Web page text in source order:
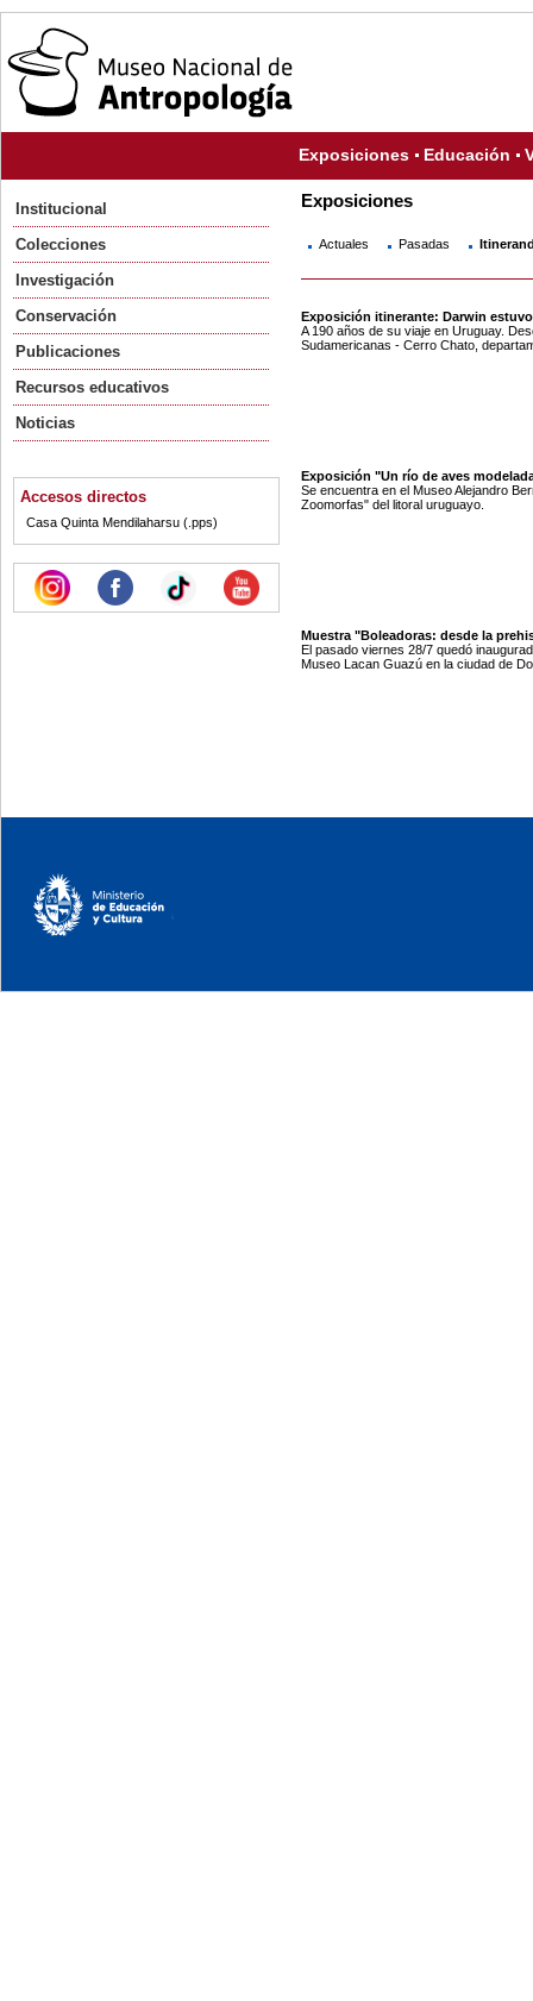
Exposiciones Educación
Institucional
Colecciones
Investigación
Conservación
Publicaciones
Recursos educativos
Noticias
Accesos directos
Casa Quinta Mendilaharsu (.pps)
Exposiciones
Actuales Pasadas
Exposición itinerante: Darwin
A 190 años de su viaje en Uruguay.
Sudamericanas - Cerro Chato,
Exposición "Un río de aves
Se encuentra en el Museo Alejandro
Zoomorfas" del litoral uruguayo.
Muestra "Boleadoras: desde la
El pasado viernes 28/7 quedó
Museo Lacan Guazú en la ciudad de